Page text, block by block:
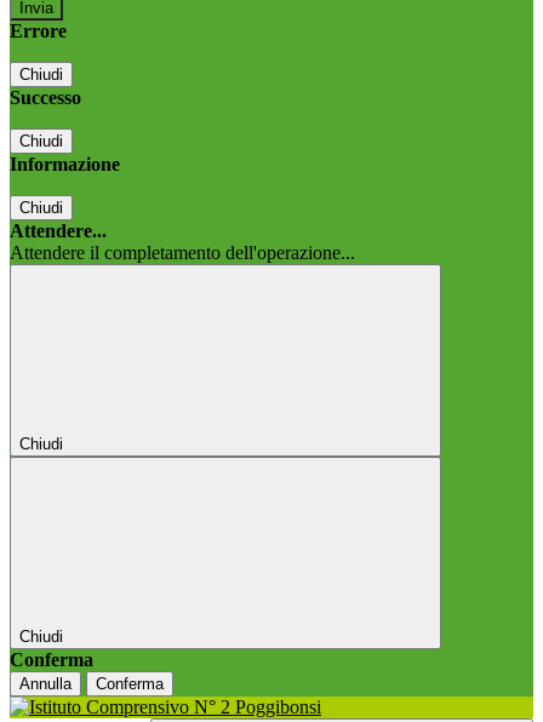
Errore
Chiudi
Successo
Chiudi
Informazione
Chiudi
Attendere...
Attendere il completamento dell'operazione...
Chiudi
Chiudi
Conferma
Annulla Conferma